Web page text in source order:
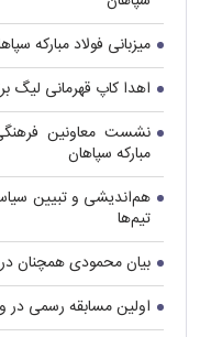
میزبانی فولاد مبارکه
اهدا کاپ قهرمانی لیگ
نشست معاونین
مبارکه سپاهان
هم‌اندیشی و تبیین
تیم‌ها
بیان محمودی همچنان در
اولین مسابقه رسمی در